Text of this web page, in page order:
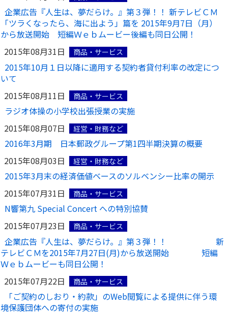
企業広告『人生は、夢だらけ。』第３弾！！ 新テレビＣＭ
「ツラくなったら、海に出よう」篇を 2015年9月7日（月）
から放送開始 短編Ｗｅｂムービー後編も同日公開！
2015年08月31日
商品・サービス
2015年10月１日以降に適用する契約者貸付利率の改定につ
いて
2015年08月11日
商品・サービス
ラジオ体操の小学校出張授業の実施
2015年08月07日
経営・財務など
2016年3月期 日本郵政グループ第1四半期決算の概要
2015年08月03日
経営・財務など
2015年3月末の経済価値ベースのソルベンシー比率の開示
2015年07月31日
商品・サービス
N響第九 Special Concert への特別協賛
2015年07月23日
商品・サービス
企業広告『人生は、夢だらけ。』第３弾！！ 新
テレビＣＭを2015年7月27日(月)から放送開始 短編
Ｗｅｂムービーも同日公開！
2015年07月22日
商品・サービス
「ご契約のしおり・約款」のWeb閲覧による提供に伴う環
境保護団体への寄付の実施